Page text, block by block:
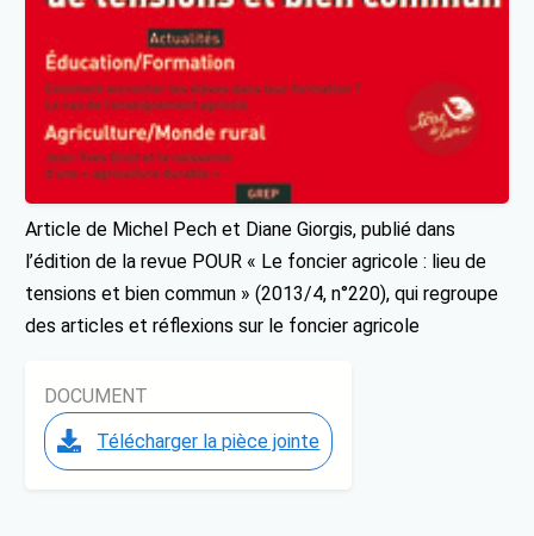
Article de Michel Pech et Diane Giorgis, publié dans
l’édition de la revue POUR « Le foncier agricole : lieu de
tensions et bien commun » (2013/4, n°220), qui regroupe
des articles et réflexions sur le foncier agricole
DOCUMENT
Télécharger la pièce jointe